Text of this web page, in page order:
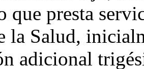
que presta
la Salud,
adicional